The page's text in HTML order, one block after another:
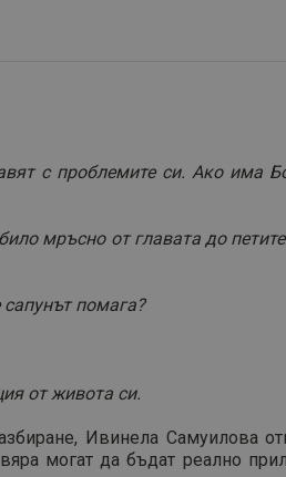
с проблемите си. Ако има
мръсно от главата до
помага?
от живота си.
Ивинела Самуилова
могат да бъдат реално